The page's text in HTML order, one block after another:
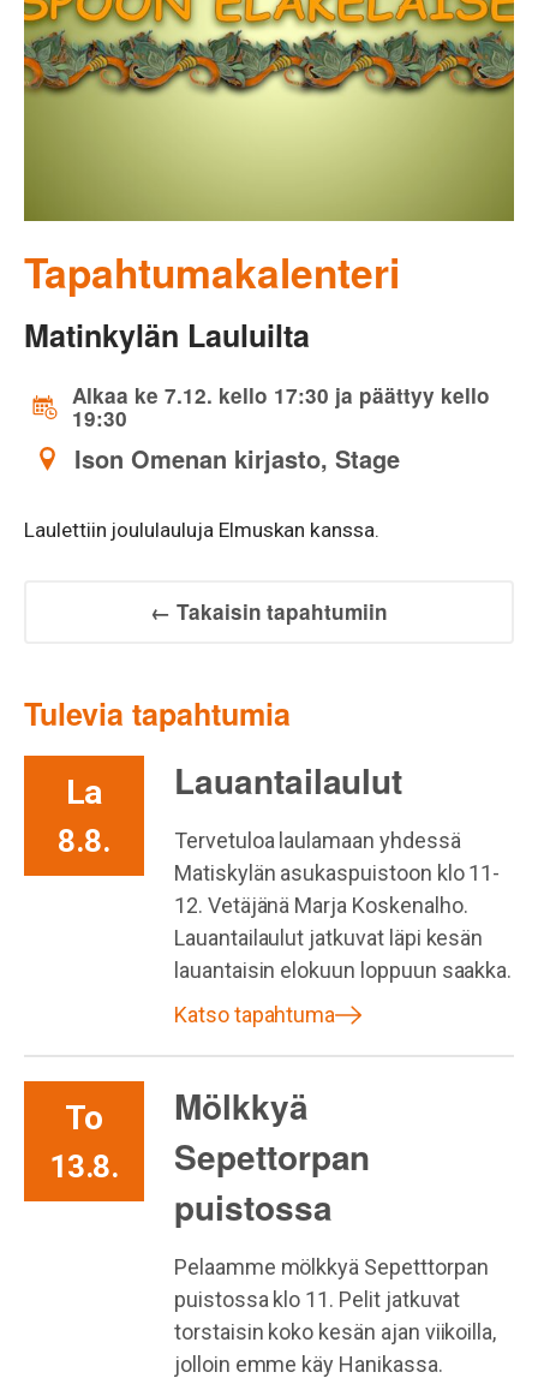
Tapahtumakalenteri
Matinkylän Lauluilta
Alkaa ke 7.12. kello 17:30 ja päättyy kello
19:30
Ison Omenan kirjasto, Stage
Laulettiin joululauluja Elmuskan kanssa.
← Takaisin tapahtumiin
Tulevia tapahtumia
La
8.8.
Lauantailaulut
Tervetuloa laulamaan yhdessä
Matiskylän asukaspuistoon klo 11-
12. Vetäjänä Marja Koskenalho.
Lauantailaulut jatkuvat läpi kesän
lauantaisin elokuun loppuun saakka.
Katso tapahtuma
To
13.8.
Mölkkyä
Sepettorpan
puistossa
Pelaamme mölkkyä Sepetttorpan
puistossa klo 11. Pelit jatkuvat
torstaisin koko kesän ajan viikoilla,
jolloin emme käy Hanikassa.